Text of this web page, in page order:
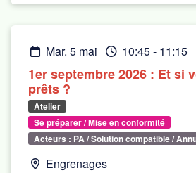
mar. 5 mai 10:45- 11:15
1er septembre 2026 : Et si
prêts ?
Atelier
Se préparer / Mise en conformité
Acteurs : PA / Solution compatible /
Engrenages